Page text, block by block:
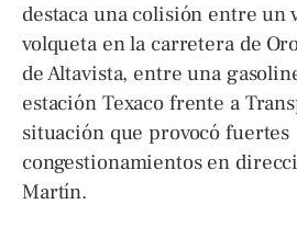
destaca una colisión entre un
volqueta en la carretera de
de Altavista, entre una
estación Texaco frente a
situación que provocó fuertes
congestionamientos en
Martín.